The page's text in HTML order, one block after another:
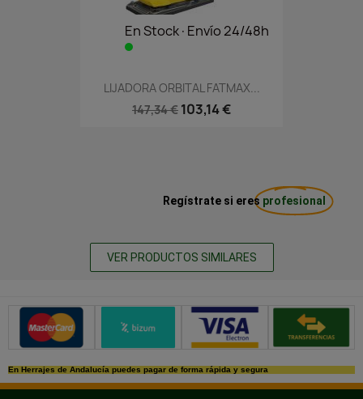
En Stock·Envío 24/48h
LIJADORA ORBITAL FATMAX...
147,34 € 103,14 €
Regístrate si eres profesional
VER PRODUCTOS SIMILARES
Métodos de pago seguros
En Herrajes de Andalucía puedes pagar de forma rápida y segura